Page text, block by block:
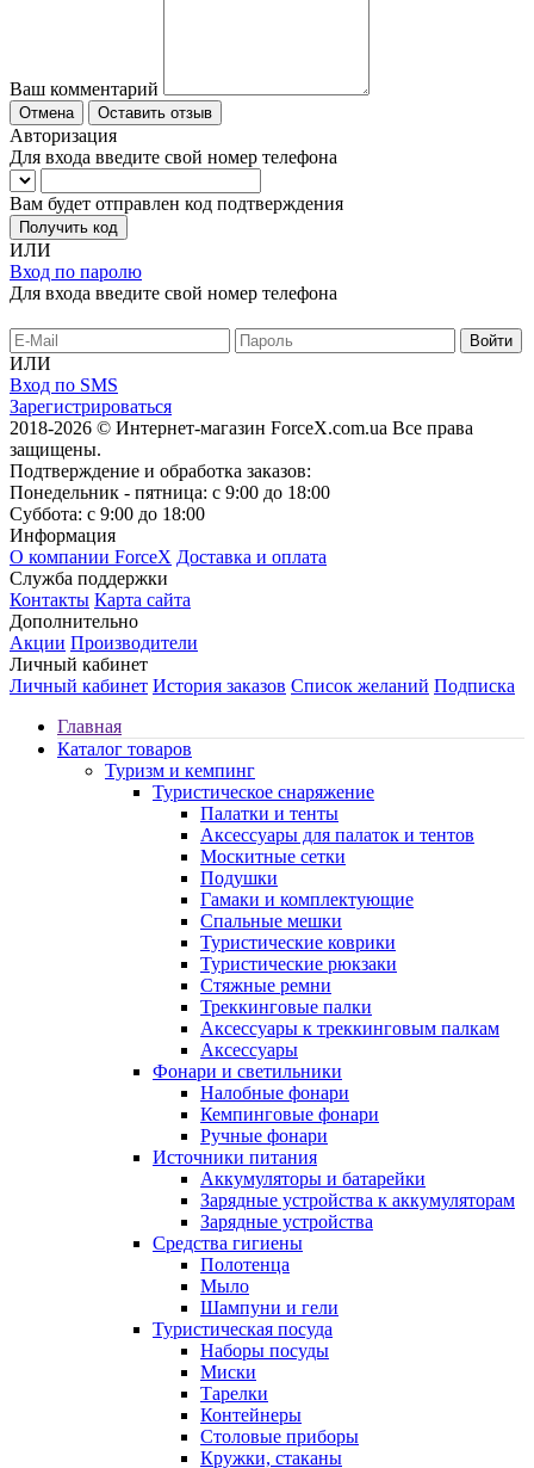
Ваш комментарий
Отмена Оставить отзыв
Авторизация
Для входа введите свой номер телефона
Вам будет отправлен код подтверждения
Получить код
ИЛИ
Вход по паролю
Для входа введите свой номер телефона
ИЛИ
Вход по SMS
Зарегистрироваться
2018-2026 © Интернет-магазин ForceX.com.ua Все права
защищены.
Подтверждение и обработка заказов:
Понедельник - пятница: с 9:00 до 18:00
Суббота: с 9:00 до 18:00
Информация
О компании ForceX Доставка и оплата
Служба поддержки
Контакты Карта сайта
Дополнительно
Акции Производители
Личный кабинет
Личный кабинет История заказов Список желаний Подписка
Главная
Каталог товаров
Туризм и кемпинг
Туристическое снаряжение
Палатки и тенты
Аксессуары для палаток и тентов
Москитные сетки
Подушки
Гамаки и комплектующие
Спальные мешки
Туристические коврики
Туристические рюкзаки
Стяжные ремни
Треккинговые палки
Аксессуары к треккинговым палкам
Аксессуары
Фонари и светильники
Налобные фонари
Кемпинговые фонари
Ручные фонари
Источники питания
Аккумуляторы и батарейки
Зарядные устройства к аккумуляторам
Зарядные устройства
Средства гигиены
Полотенца
Мыло
Шампуни и гели
Туристическая посуда
Наборы посуды
Миски
Тарелки
Контейнеры
Столовые приборы
Кружки, стаканы